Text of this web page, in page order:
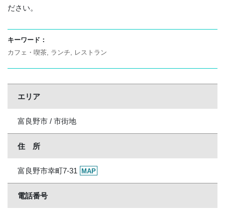
ださい。
キーワード：
カフェ・喫茶 ランチ レストラン
エリア
富良野市 / 市街地
住 所
富良野市幸町7-31 MAP
電話番号